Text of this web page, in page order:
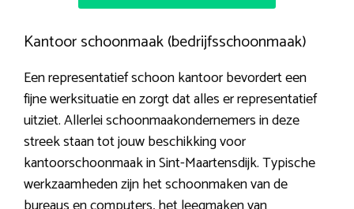
Kantoor schoonmaak (bedrijfsschoonmaak)
Een representatief schoon kantoor bevordert een
fijne werksituatie en zorgt dat alles er representatief
uitziet. Allerlei schoonmaakondernemers in deze
streek staan tot jouw beschikking voor
kantoorschoonmaak in Sint-Maartensdijk. Typische
werkzaamheden zijn het schoonmaken van de